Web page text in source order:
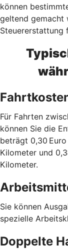
können
geltend gemacht
Steuererstattung
Für Fahrten
können Sie die
beträgt 0,30
Kilometer und
Kilometer.
Sie können
spezielle
Doppelte